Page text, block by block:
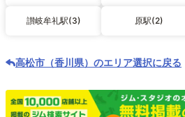
讃岐牟礼駅(3) 原駅(2)
高松市（香川県）のエリア選択に戻る